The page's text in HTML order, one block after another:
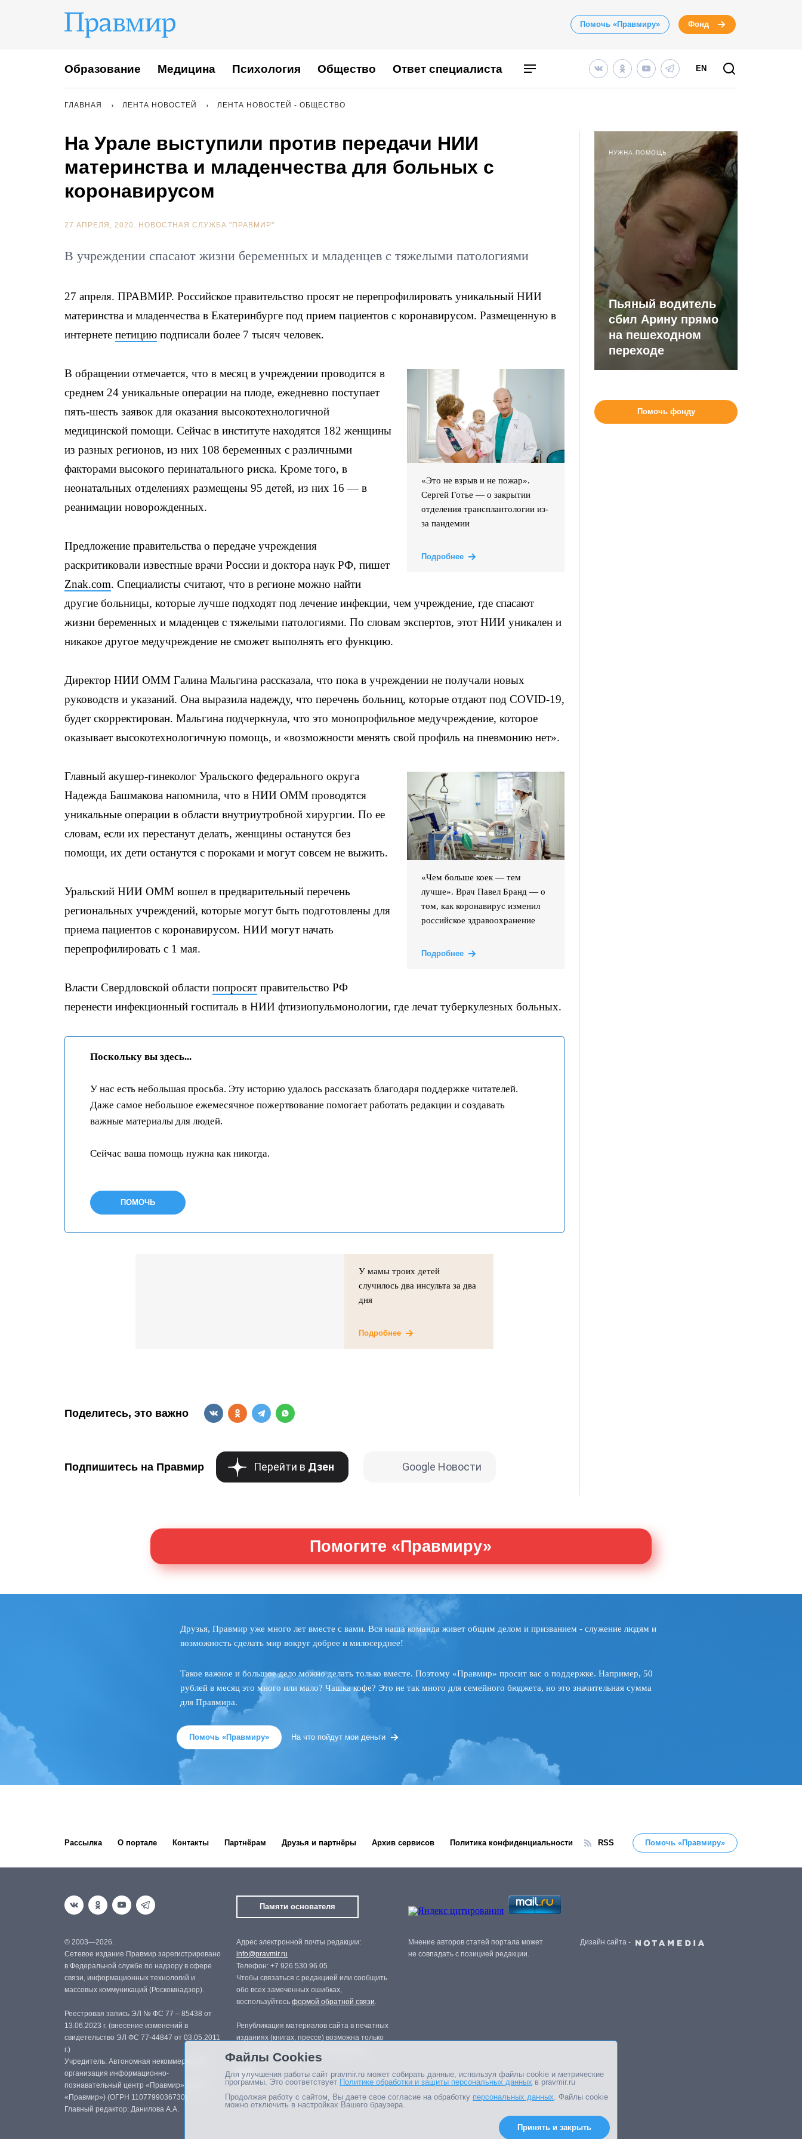
Помочь «Правмиру» Фонд
Образование Медицина Психология Общество Ответ специалиста EN
ГЛАВНАЯ ЛЕНТА НОВОСТЕЙ ЛЕНТА НОВОСТЕЙ - ОБЩЕСТВО
На Урале выступили против передачи НИИ
материнства и младенчества для больных с
коронавирусом
27 АПРЕЛЯ, 2020. НОВОСТНАЯ СЛУЖБА "ПРАВМИР"
В учреждении спасают жизни беременных и младенцев с тяжелыми патологиями
27 апреля. ПРАВМИР. Российское правительство просят не перепрофилировать уникальный НИИ
материнства и младенчества в Екатеринбурге под прием пациентов с коронавирусом. Размещенную в
интернете петицию подписали более 7 тысяч человек.
«Это не взрыв и не пожар».
Сергей Готье — о закрытии
отделения трансплантологии из-
за пандемии
Подробнее
В обращении отмечается, что в месяц в учреждении проводится в
среднем 24 уникальные операции на плоде, ежедневно поступает
пять-шесть заявок для оказания высокотехнологичной
медицинской помощи. Сейчас в институте находятся 182 женщины
из разных регионов, из них 108 беременных с различными
факторами высокого перинатального риска. Кроме того, в
неонатальных отделениях размещены 95 детей, из них 16 — в
реанимации новорожденных.
Предложение правительства о передаче учреждения
раскритиковали известные врачи России и доктора наук РФ, пишет
Znak.com. Специалисты считают, что в регионе можно найти
другие больницы, которые лучше подходят под лечение инфекции, чем учреждение, где спасают
жизни беременных и младенцев с тяжелыми патологиями. По словам экспертов, этот НИИ уникален и
никакое другое медучреждение не сможет выполнять его функцию.
Директор НИИ ОММ Галина Мальгина рассказала, что пока в учреждении не получали новых
руководств и указаний. Она выразила надежду, что перечень больниц, которые отдают под COVID-19,
будет скорректирован. Мальгина подчеркнула, что это монопрофильное медучреждение, которое
оказывает высокотехнологичную помощь, и «возможности менять свой профиль на пневмонию нет».
«Чем больше коек — тем
лучше». Врач Павел Бранд — о
том, как коронавирус изменил
российское здравоохранение
Подробнее
Главный акушер-гинеколог Уральского федерального округа
Надежда Башмакова напомнила, что в НИИ ОММ проводятся
уникальные операции в области внутриутробной хирургии. По ее
словам, если их перестанут делать, женщины останутся без
помощи, их дети останутся с пороками и могут совсем не выжить.
Уральский НИИ ОММ вошел в предварительный перечень
региональных учреждений, которые могут быть подготовлены для
приема пациентов с коронавирусом. НИИ могут начать
перепрофилировать с 1 мая.
Власти Свердловской области попросят правительство РФ
перенести инфекционный госпиталь в НИИ фтизиопульмонологии, где лечат туберкулезных больных.
Поскольку вы здесь...
У нас есть небольшая просьба. Эту историю удалось рассказать благодаря поддержке читателей.
Даже самое небольшое ежемесячное пожертвование помогает работать редакции и создавать
важные материалы для людей.
Сейчас ваша помощь нужна как никогда.
ПОМОЧЬ
У мамы троих детей
случилось два инсульта за два
дня
Подробнее
Поделитесь, это важно
Подпишитесь на Правмир Перейти в Дзен Google Новости
НУЖНА ПОМОЩЬ
Пьяный водитель
сбил Арину прямо
на пешеходном
переходе
Помочь фонду
Помогите «Правмиру»
Друзья, Правмир уже много лет вместе с вами. Вся наша команда живет общим делом и призванием - служение людям и
возможность сделать мир вокруг добрее и милосерднее!
Такое важное и большое дело можно делать только вместе. Поэтому «Правмир» просит вас о поддержке. Например, 50
рублей в месяц это много или мало? Чашка кофе? Это не так много для семейного бюджета, но это значительная сумма
для Правмира.
Помочь «Правмиру» На что пойдут мои деньги
Рассылка О портале Контакты Партнёрам Друзья и партнёры Архив сервисов Политика конфиденциальности RSS Помочь «Правмиру»
Памяти основателя
© 2003—2026.
Сетевое издание Правмир зарегистрировано
в Федеральной службе по надзору в сфере
связи, информационных технологий и
массовых коммуникаций (Роскомнадзор).
Реестровая запись ЭЛ № ФС 77 – 85438 от
13.06.2023 г. (внесение изменений в
свидетельство ЭЛ ФС 77-44847 от 03.05.2011
г.)
Учредитель: Автономная некоммерческая
организация информационно-
познавательный центр «Правмир» (АНО
«Правмир») (ОГРН 1107799036730)
Главный редактор: Данилова А.А.
Адрес электронной почты редакции:
info@pravmir.ru
Телефон: +7 926 530 96 05
Чтобы связаться с редакцией или сообщить
обо всех замеченных ошибках,
воспользуйтесь формой обратной связи.
Републикация материалов сайта в печатных
изданиях (книгах, прессе) возможна только
Мнение авторов статей портала может
не совпадать с позицией редакции.
Дизайн сайта -
Файлы Cookies
Для улучшения работы сайт pravmir.ru может собирать данные, используя файлы cookie и метрические
программы. Это соответствует Политике обработки и защиты персональных данных в pravmir.ru
Продолжая работу с сайтом, Вы даете свое согласие на обработку персональных данных. Файлы cookie
можно отключить в настройках Вашего браузера.
Принять и закрыть